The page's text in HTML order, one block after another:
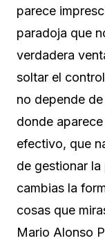
parece
paradoja que
verdadera
soltar el
no depende
donde
efectivo, que
de gestionar la
cambias la
cosas que
Mario Alonso